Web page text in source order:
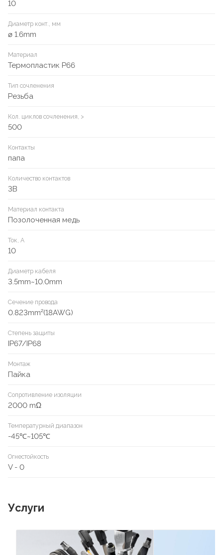
10
Диаметр конт., мм
⌀ 1.6mm
Материал
Термопластик P66
Тип сочленения
Резьба
Кол. циклов сочленения, >
500
Контакты
папа
Количество контактов
3B
Материал контакта
Позолоченная медь
Ток, А
10
Диаметр кабеля
3.5mm~10.0mm
Сечение провода
0.823mm²(18AWG)
Степень защиты
IP67/IP68
Монтаж
Пайка
Сопротивление изоляции
2000 mΩ
Температурный диапазон
-45℃~105℃
Огнестойкость
V - 0
Услуги